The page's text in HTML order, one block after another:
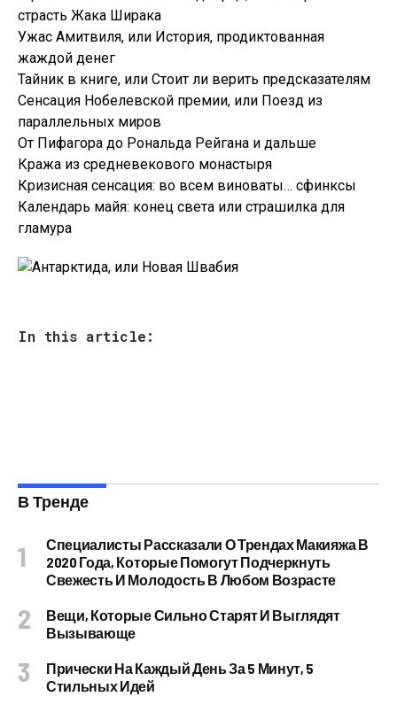
страсть Жака Ширака
Ужас Амитвиля, или История, продиктованная
жаждой денег
Тайник в книге, или Стоит ли верить предсказателям
Сенсация Нобелевской премии, или Поезд из
параллельных миров
От Пифагора до Рональда Рейгана и дальше
Кража из средневекового монастыря
Кризисная сенсация: во всем виноваты… сфинксы
Календарь майя: конец света или страшилка для
гламура
In this article:
В Тренде
Специалисты Рассказали О Трендах Макияжа В
2020 Года, Которые Помогут Подчеркнуть
Свежесть И Молодость В Любом Возрасте
Вещи, Которые Сильно Старят И Выглядят
Вызывающе
Прически На Каждый День За 5 Минут, 5
Стильных Идей